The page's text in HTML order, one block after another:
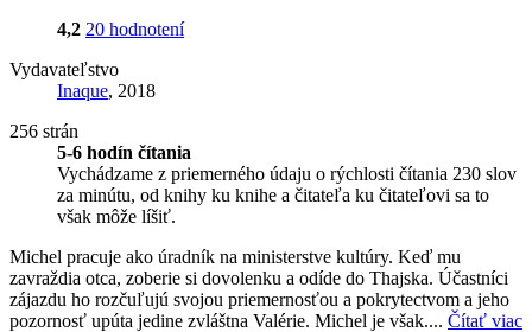
4,2 20 hodnotení
Vydavateľstvo
Inaque, 2018
256 strán
5-6 hodín čítania
Vychádzame z priemerného údaju o rýchlosti čítania 230 slov
za minútu, od knihy ku knihe a čitateľa ku čitateľovi sa to
však môže líšiť.
Michel pracuje ako úradník na ministerstve kultúry. Keď mu
zavraždia otca, zoberie si dovolenku a odíde do Thajska. Účastníci
zájazdu ho rozčuľujú svojou priemernosťou a pokrytectvom a jeho
pozornosť upúta jedine zvláštna Valérie. Michel je však.... Čítať viac